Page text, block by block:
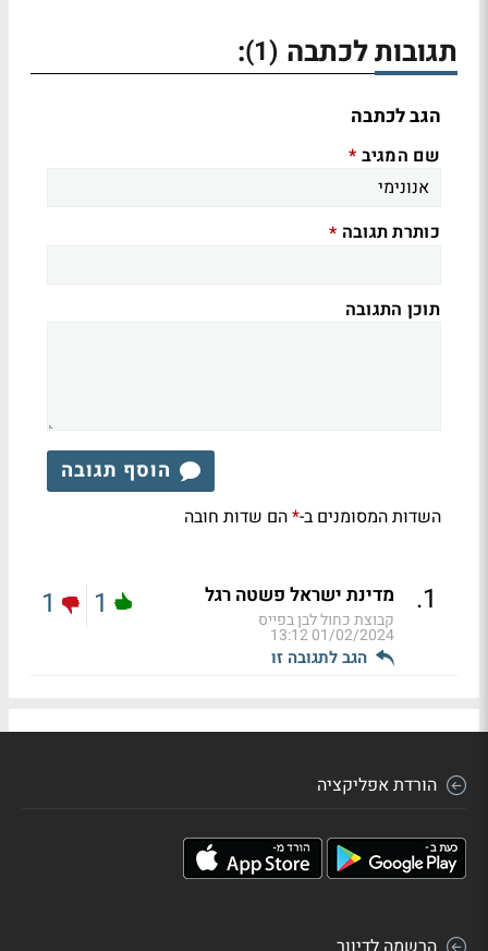
תגובות לכתבה (1)
:
הגב לכתבה
שם המגיב *
כותרת תגובה *
תוכן התגובה
הוסף תגובה
השדות המסומנים ב-*הם שדות חובה
1
. מדינת ישראל פשטה רגל
קבוצת כחול לבן בפייס
01/02/2024 13:12
הגב לתגובה זו
1
1
הורדת אפליקציה